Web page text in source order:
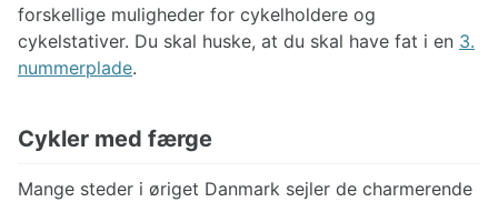
forskellige muligheder for cykelholdere og
cykelstativer. Du skal huske, at du skal have fat i en 3.
nummerplade.
Cykler med færge
Mange steder i øriget Danmark sejler de charmerende